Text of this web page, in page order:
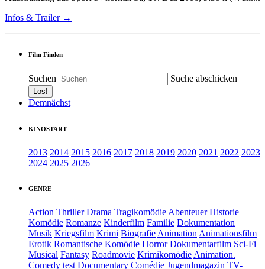
Infos & Trailer →
Film Finden
Suchen Suche abschicken
Demnächst
KINOSTART
2013 2014 2015 2016 2017 2018 2019 2020 2021 2022 2023
2024 2025 2026
GENRE
Action Thriller Drama TragikomödieAbenteuer Historie
Komödie Romanze Kinderfilm Familie Dokumentation
Musik Kriegsfilm Krimi BiografieAnimationAnimationsfilm
Erotik Romantische Komödie Horror Dokumentarfilm Sci-Fi
Musical Fantasy Roadmovie KrimikomödieAnimation.
Comedy test Documentary Comédie Jugendmagazin TV-